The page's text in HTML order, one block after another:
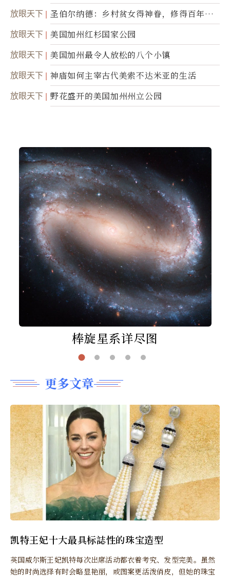
灵
放眼天下
圣伯尔纳德：乡村贫女得神眷，修得百年不
腐身
放眼天下 美国加州红杉国家公园
放眼天下 美国加州最令人放松的八个小镇
放眼天下 神庙如何主宰古代美索不达米亚的生活
放眼天下 野花盛开的美国加州州立公园
棒旋星系详尽图
更多文章
凯特王妃十大最具标誌性的珠宝造型
英国威尔斯王妃凯特每次出席活动都衣着考究、发型完美。虽然
她的时尚选择有时会略显艳丽，或图案更活泼俏皮，但她的珠宝